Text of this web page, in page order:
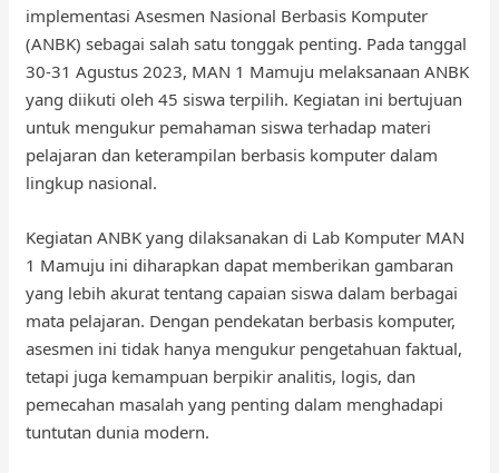
implementasi Asesmen Nasional Berbasis Komputer
(ANBK) sebagai salah satu tonggak penting. Pada tanggal
30-31 Agustus 2023, MAN 1 Mamuju melaksanaan ANBK
yang diikuti oleh 45 siswa terpilih. Kegiatan ini bertujuan
untuk mengukur pemahaman siswa terhadap materi
pelajaran dan keterampilan berbasis komputer dalam
lingkup nasional.
Kegiatan ANBK yang dilaksanakan di Lab Komputer MAN
1 Mamuju ini diharapkan dapat memberikan gambaran
yang lebih akurat tentang capaian siswa dalam berbagai
mata pelajaran. Dengan pendekatan berbasis komputer,
asesmen ini tidak hanya mengukur pengetahuan faktual,
tetapi juga kemampuan berpikir analitis, logis, dan
pemecahan masalah yang penting dalam menghadapi
tuntutan dunia modern.